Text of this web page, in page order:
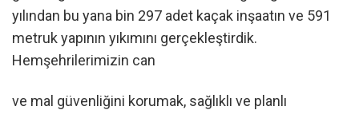
yılından bu yana bin 297 adet kaçak inşaatın ve 591
metruk yapının yıkımını gerçekleştirdik.
Hemşehrilerimizin can
ve mal güvenliğini korumak, sağlıklı ve planlı